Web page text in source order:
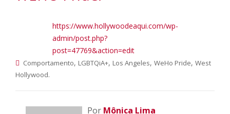
https://www.hollywoodeaqui.com/wp-
admin/post.php?
post=47769&action=edit
Comportamento, LGBTQiA+, Los Angeles, WeHo Pride, West
Hollywood.
Por Mônica Lima